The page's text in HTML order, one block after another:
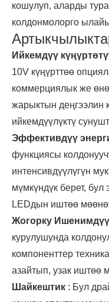
кошулуп, аларды
колдонмолорго
Ийкемдүү
10V күңүрттөө
коммерциялык же
жарыктын деңгээлин
ийкемдүүлүктү
Эффективдүү
функциясы
интенсивдүүлүгүн
мүмкүндүк берет,
LEDдын иштөө
Жогорку
курулушунда
компоненттер
азайтып, узак иштөө
Шайкештик : Бул